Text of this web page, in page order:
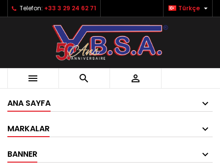
Telefon: +33 3 29 24 62 71 Türkçe 
  
ANA SAYFA
MARKALAR
BANNER